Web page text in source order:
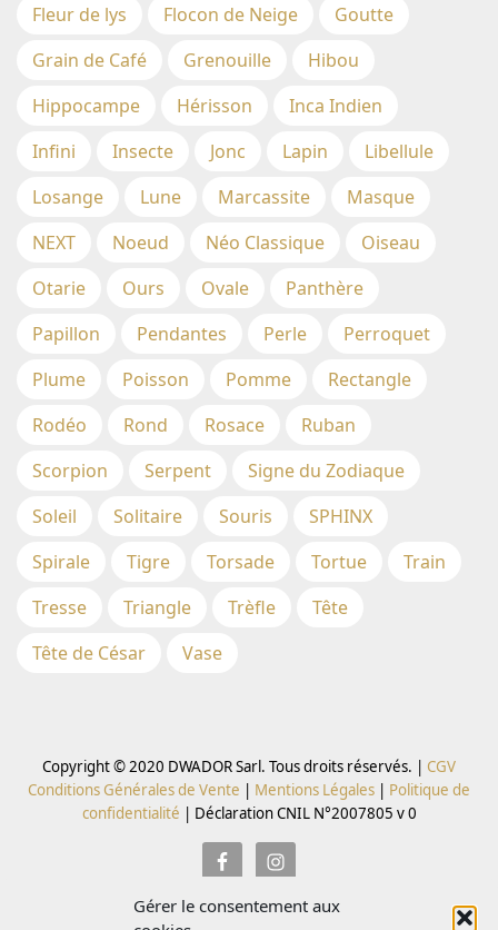
Gérer le consentement aux
Fleur de lys
Flocon de Neige
Goutte
Grain de Café
Grenouille
Hibou
Hippocampe
Hérisson
Inca Indien
Infini
Insecte Jonc Lapin
Libellule
Losange
Lune Marcassite
Masque
NEXT
Noeud Néo Classique
Oiseau
Otarie
Ours Ovale
Panthère
Papillon
Pendantes Perle
Perroquet
Plume
Poisson Pomme
Rectangle
Rodéo
Rond Rosace
Ruban
Scorpion
Serpent
Signe du Zodiaque
Soleil
Solitaire Souris
SPHINX
Spirale
Tigre Torsade Tortue
Train
Tresse
Triangle Trèfle
Tête
Tête de César
Vase
Copyright © 2020 DWADOR Sarl. Tous droits réservés. | CGV
Conditions Générales de Vente | Mentions Légales | Politique de
confidentialité | Déclaration CNIL N°2007805 v 0
Inscrivez vous à la Newsletter pour recevoir des codes